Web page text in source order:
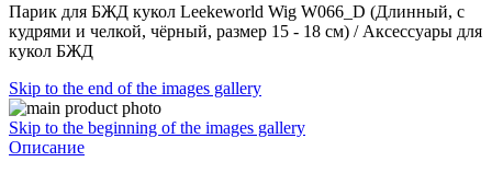
Парик для БЖД кукол Leekeworld Wig W066_D (Длинный, с
кудрями и челкой, чёрный, размер 15 - 18 см) / Аксессуары для
кукол БЖД
Skip to the end of the images gallery
Skip to the beginning of the images gallery
Описание